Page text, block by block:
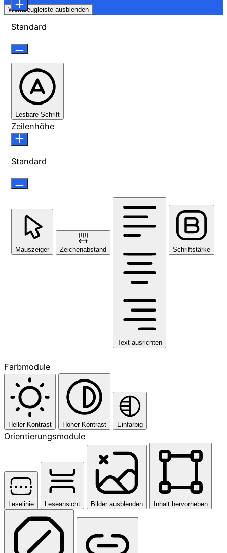
Werkzeugleiste ausblenden
Standard
Lesbare Schrift
Zeilenhöhe
Standard
Mauszeiger Zeichenabstand
Text ausrichten
Schriftstärke
Farbmodule
Heller Kontrast Hoher Kontrast Einfarbig
Orientierungsmodule
Leselinie Leseansicht Bilder ausblenden Inhalt hervorheben